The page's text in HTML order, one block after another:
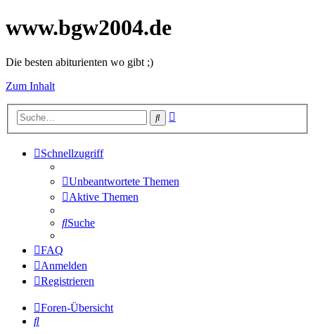
www.bgw2004.de
Die besten abiturienten wo gibt ;)
Zum Inhalt
Suche
Schnellzugriff
Unbeantwortete Themen
Aktive Themen
Suche
FAQ
Anmelden
Registrieren
Foren-Übersicht
Suche